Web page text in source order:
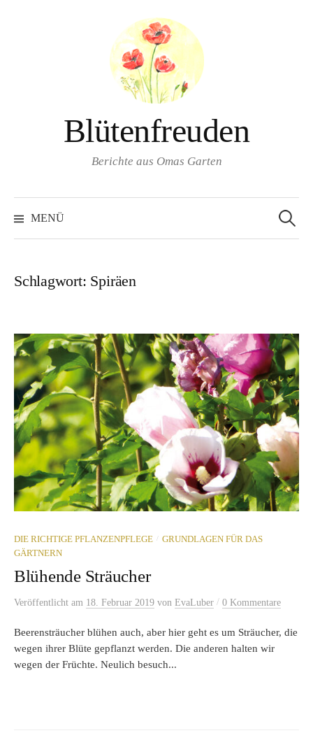
Blütenfreuden
Berichte aus Omas Garten
MENÜ
nach:
Schlagwort: Spiräen
DIE RICHTIGE PFLANZENPFLEGE / GRUNDLAGEN FÜR DAS
GÄRTNERN
Blühende Sträucher
Veröffentlicht am 18. Februar 2019 von EvaLuber / 0 Kommentare
Beerensträucher blühen auch, aber hier geht es um Sträucher, die
wegen ihrer Blüte gepflanzt werden. Die anderen halten wir
wegen der Früchte. Neulich besuch...